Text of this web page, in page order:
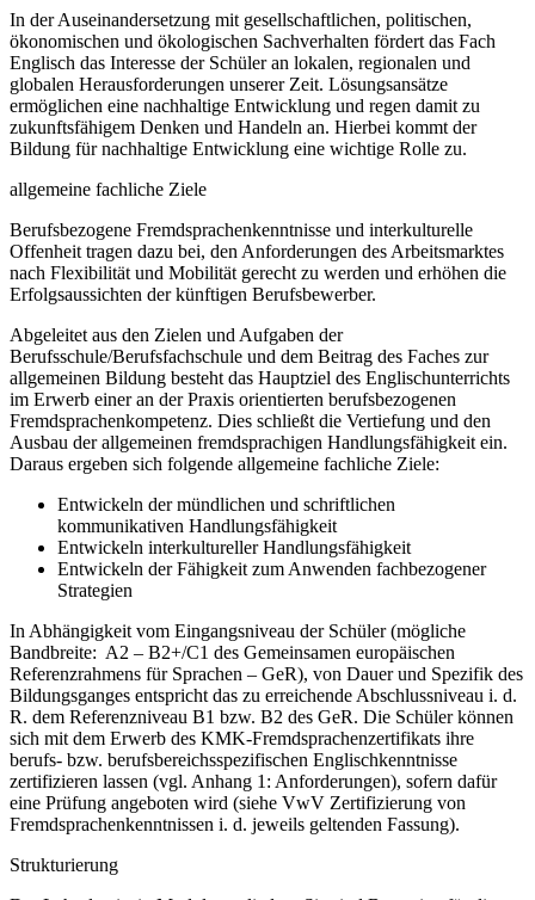
In der Auseinandersetzung mit gesellschaftlichen, politischen,
ökonomischen und ökologischen Sachverhalten fördert das Fach
Englisch das Interesse der Schüler an lokalen, regionalen und
globalen Herausforderungen unserer Zeit. Lösungsansätze
ermöglichen eine nachhaltige Entwicklung und regen damit zu
zukunftsfähigem Denken und Handeln an. Hierbei kommt der
Bildung für nachhaltige Entwicklung eine wichtige Rolle zu.
allgemeine fachliche Ziele
Berufsbezogene Fremdsprachenkenntnisse und interkulturelle
Offenheit tragen dazu bei, den Anforderungen des Arbeitsmarktes
nach Flexibilität und Mobilität gerecht zu werden und erhöhen die
Erfolgsaussichten der künftigen Berufsbewerber.
Abgeleitet aus den Zielen und Aufgaben der
Berufsschule/Berufsfachschule und dem Beitrag des Faches zur
allgemeinen Bildung besteht das Hauptziel des Englischunterrichts
im Erwerb einer an der Praxis orientierten berufsbezogenen
Fremdsprachenkompetenz. Dies schließt die Vertiefung und den
Ausbau der allgemeinen fremdsprachigen Handlungsfähigkeit ein.
Daraus ergeben sich folgende allgemeine fachliche Ziele:
Entwickeln der mündlichen und schriftlichen
kommunikativen Handlungsfähigkeit
Entwickeln interkultureller Handlungsfähigkeit
Entwickeln der Fähigkeit zum Anwenden fachbezogener
Strategien
In Abhängigkeit vom Eingangsniveau der Schüler (mögliche
Bandbreite: A2 – B2+/C1 des Gemeinsamen europäischen
Referenzrahmens für Sprachen – GeR), von Dauer und Spezifik des
Bildungsganges entspricht das zu erreichende Abschlussniveau i. d.
R. dem Referenzniveau B1 bzw. B2 des GeR. Die Schüler können
sich mit dem Erwerb des KMK-Fremdsprachenzertifikats ihre
berufs- bzw. berufsbereichsspezifischen Englischkenntnisse
zertifizieren lassen (vgl. Anhang 1: Anforderungen), sofern dafür
eine Prüfung angeboten wird (siehe VwV Zertifizierung von
Fremdsprachenkenntnissen i. d. jeweils geltenden Fassung).
Strukturierung